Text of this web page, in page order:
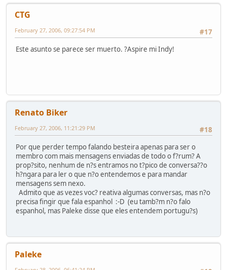
CTG
#17
February 27, 2006, 09:27:54 PM
Este asunto se parece ser muerto. ?Aspire mi Indy!
Renato Biker
#18
February 27, 2006, 11:21:29 PM
Por que perder tempo falando besteira apenas para ser o
membro com mais mensagens enviadas de todo o f?rum? A
prop?sito, nenhum de n?s entramos no t?pico de conversa??o
h?ngara para ler o que n?o entendemos e para mandar
mensagens sem nexo.
Admito que as vezes voc? reativa algumas conversas, mas n?o
precisa fingir que fala espanhol :-D (eu tamb?m n?o falo
espanhol, mas Paleke disse que eles entendem portugu?s)
Paleke